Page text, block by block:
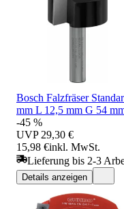
Bosch Falzfräser
mm L 12,5 mm G 54
-45 %
UVP 29,30 €
15,98 €inkl. MwSt.
Lieferung bis 2-3
Details anzeigen